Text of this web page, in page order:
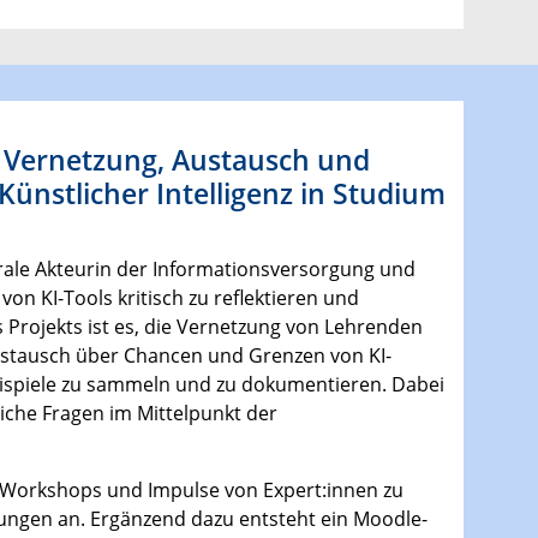
Austausch und
Intelligenz in Studium
Akteurin der Informationsversorgung und
KI-Tools kritisch zu reflektieren und
ist es, die Vernetzung von Lehrenden
über Chancen und Grenzen von KI-
zu sammeln und zu dokumentieren. Dabei
Fragen im Mittelpunkt der
und Impulse von Expert:innen zu
an. Ergänzend dazu entsteht ein Moodle-